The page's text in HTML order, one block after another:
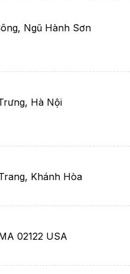
Ngũ Hành Sơn
Hà Nội
Khánh Hòa
02122 USA